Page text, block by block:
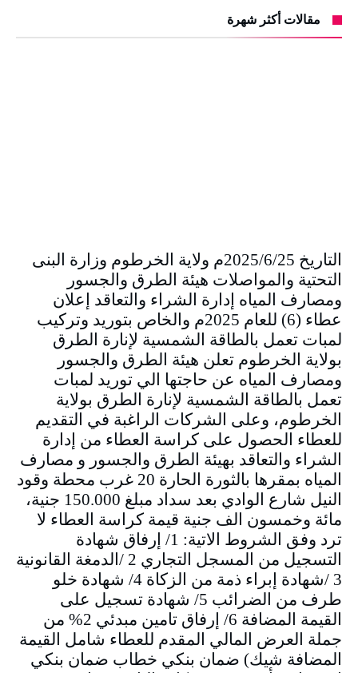
مقالات أكثر شهرة
التاريخ 2025/6/25م ولاية الخرطوم وزارة البنى
التحتية والمواصلات هيئة الطرق والجسور
ومصارف المياه إدارة الشراء والتعاقد إعلان
عطاء (6) للعام 2025م والخاص بتوريد وتركيب
لمبات تعمل بالطاقة الشمسية لإنارة الطرق
بولاية الخرطوم تعلن هيئة الطرق والجسور
ومصارف المياه عن حاجتها الي توريد لمبات
تعمل بالطاقة الشمسية لإنارة الطرق بولاية
الخرطوم، وعلى الشركات الراغبة في التقديم
للعطاء الحصول على كراسة العطاء من إدارة
الشراء والتعاقد بهيئة الطرق والجسور و مصارف
المياه بمقرها بالثورة الحارة 20 غرب محطة وقود
النيل شارع الوادي بعد سداد مبلغ 150.000 جنية،
مائة وخمسون الف جنية قيمة كراسة العطاء لا
ترد وفق الشروط الاتية: 1/ إرفاق شهادة
التسجيل من المسجل التجاري 2 /الدمغة القانونية
3 /شهادة إبراء ذمة من الزكاة 4/ شهادة خلو
طرف من الضرائب 5/ شهادة تسجيل على
القيمة المضافة 6/ إرفاق تامين مبدئي 2% من
جملة العرض المالي المقدم للعطاء شامل القيمة
المضافة شيك) ضمان بنكي خطاب ضمان بنكي